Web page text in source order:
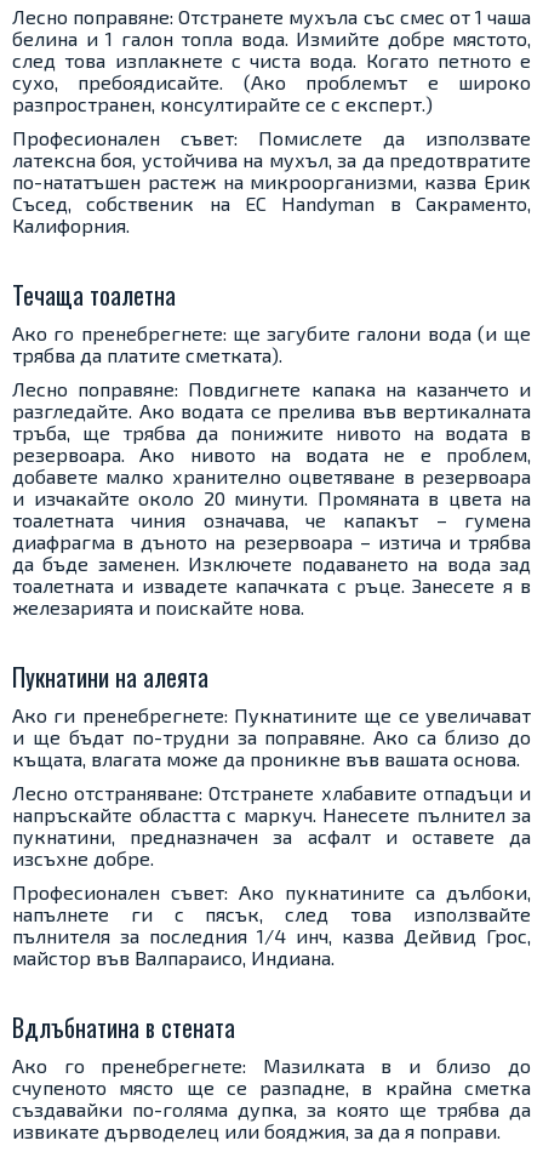
Лесно поправяне: Отстранете мухъла със смес от 1 чаша
белина и 1 галон топла вода. Измийте добре мястото,
след това изплакнете с чиста вода. Когато петното е
сухо, пребоядисайте. (Ако проблемът е широко
разпространен, консултирайте се с експерт.)
Професионален съвет: Помислете да използвате
латексна боя, устойчива на мухъл, за да предотвратите
по-нататъшен растеж на микроорганизми, казва Ерик
Съсед, собственик на EC Handyman в Сакраменто,
Калифорния.
Течаща тоалетна
Ако го пренебрегнете: ще загубите галони вода (и ще
трябва да платите сметката).
Лесно поправяне: Повдигнете капака на казанчето и
разгледайте. Ако водата се прелива във вертикалната
тръба, ще трябва да понижите нивото на водата в
резервоара. Ако нивото на водата не е проблем,
добавете малко хранително оцветяване в резервоара
и изчакайте около 20 минути. Промяната в цвета на
тоалетната чиния означава, че капакът – гумена
диафрагма в дъното на резервоара – изтича и трябва
да бъде заменен. Изключете подаването на вода зад
тоалетната и извадете капачката с ръце. Занесете я в
железарията и поискайте нова.
Пукнатини на алеята
Ако ги пренебрегнете: Пукнатините ще се увеличават
и ще бъдат по-трудни за поправяне. Ако са близо до
къщата, влагата може да проникне във вашата основа.
Лесно отстраняване: Отстранете хлабавите отпадъци и
напръскайте областта с маркуч. Нанесете пълнител за
пукнатини, предназначен за асфалт и оставете да
изсъхне добре.
Професионален съвет: Ако пукнатините са дълбоки,
напълнете ги с пясък, след това използвайте
пълнителя за последния 1/4 инч, казва Дейвид Грос,
майстор във Валпараисо, Индиана.
Вдлъбнатина в стената
Ако го пренебрегнете: Мазилката в и близо до
счупеното място ще се разпадне, в крайна сметка
създавайки по-голяма дупка, за която ще трябва да
извикате дърводелец или бояджия, за да я поправи.